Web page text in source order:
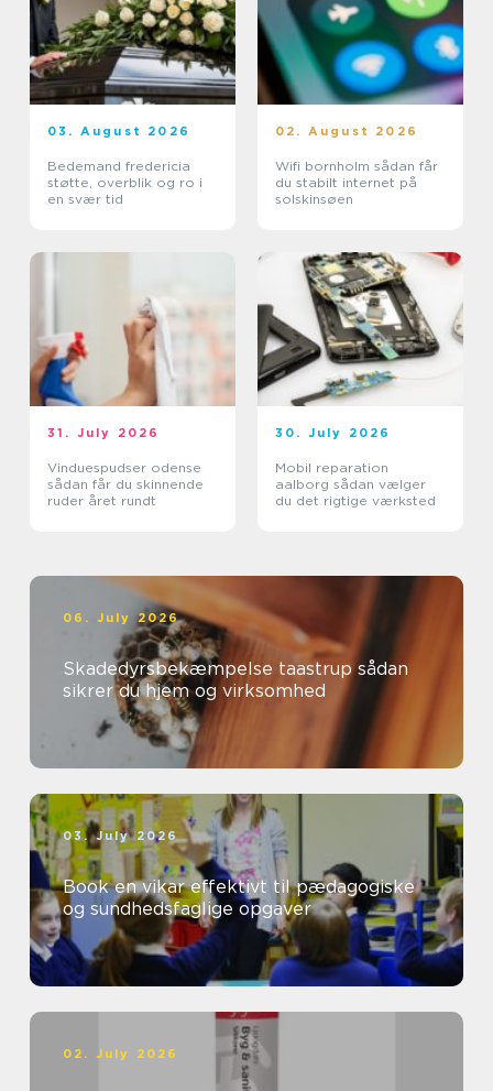
03. August 2026
Bedemand fredericia
støtte, overblik og ro i
en svær tid
02. August 2026
Wifi bornholm sådan får
du stabilt internet på
solskinsøen
31. July 2026
Vinduespudser odense
sådan får du skinnende
ruder året rundt
30. July 2026
Mobil reparation
aalborg sådan vælger
du det rigtige værksted
06. July 2026
Skadedyrsbekæmpelse taastrup sådan
sikrer du hjem og virksomhed
03. July 2026
Book en vikar effektivt til pædagogiske
og sundhedsfaglige opgaver
02. July 2026